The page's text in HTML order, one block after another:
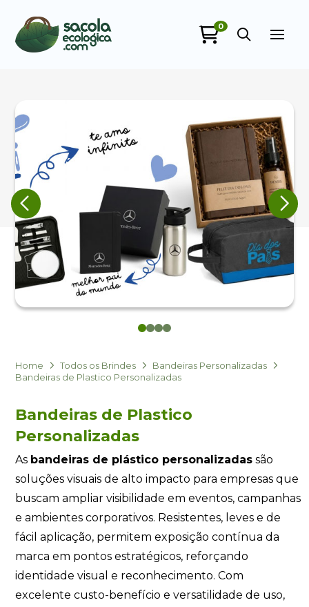
0
01 23
Home Todos os Brindes
Bandeiras Personalizadas
Bandeiras de Plastico Personalizadas
Bandeiras de Plastico
Personalizadas
As bandeiras de plástico personalizadas são
soluções visuais de alto impacto para empresas que
buscam ampliar visibilidade em eventos, campanhas
e ambientes corporativos. Resistentes, leves e de
fácil aplicação, permitem exposição contínua da
marca em pontos estratégicos, reforçando
identidade visual e reconhecimento. Com
excelente custo-benefício e versatilidade de uso,
Sacola Ecológica
+55
Eu concordo em receber comunicações.
sua privacidade, utilizaremos seus dados apenas para fins
de marketing. Você pode alterar suas preferências a
Iniciar conversa